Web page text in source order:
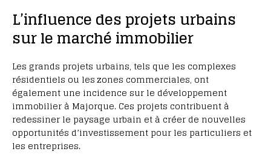
L’influence des projets urbains
sur le marché immobilier
Les grands projets urbains, tels que les complexes
résidentiels ou les zones commerciales, ont
également une incidence sur le développement
immobilier à Majorque. Ces projets contribuent à
redessiner le paysage urbain et à créer de nouvelles
opportunités d’investissement pour les particuliers et
les entreprises.